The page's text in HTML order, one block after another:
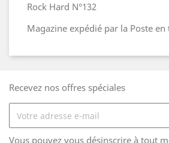
Rock Hard N°132
Magazine expédié par la Poste
Recevez nos offres spéciales
Vous pouvez vous désinscrire à tout